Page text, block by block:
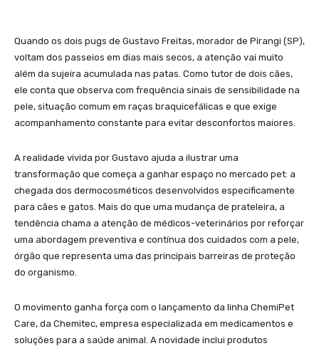
Quando os dois pugs de Gustavo Freitas, morador de Pirangi (SP),
voltam dos passeios em dias mais secos, a atenção vai muito
além da sujeira acumulada nas patas. Como tutor de dois cães,
ele conta que observa com frequência sinais de sensibilidade na
pele, situação comum em raças braquicefálicas e que exige
acompanhamento constante para evitar desconfortos maiores.
A realidade vivida por Gustavo ajuda a ilustrar uma
transformação que começa a ganhar espaço no mercado pet: a
chegada dos dermocosméticos desenvolvidos especificamente
para cães e gatos. Mais do que uma mudança de prateleira, a
tendência chama a atenção de médicos-veterinários por reforçar
uma abordagem preventiva e contínua dos cuidados com a pele,
órgão que representa uma das principais barreiras de proteção
do organismo.
O movimento ganha força com o lançamento da linha ChemiPet
Care, da Chemitec, empresa especializada em medicamentos e
soluções para a saúde animal. A novidade inclui produtos